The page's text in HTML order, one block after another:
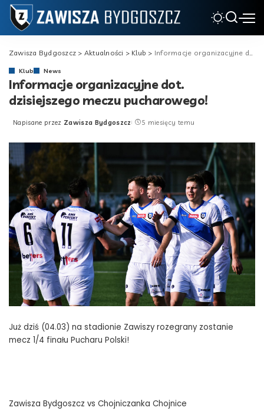
Zawisza Bydgoszcz > Aktualności > Klub > Informacje organizacyjne dot. dzisiejszego meczu pucharowego!
Klub News
Informacje organizacyjne dot.
dzisiejszego meczu pucharowego!
Posted
Napisane przez Zawisza Bydgoszcz 5 miesięcy temu
Już dziś (04.03) na stadionie Zawiszy rozegrany zostanie
mecz 1/4 finału Pucharu Polski!
Zawisza Bydgoszcz vs Chojniczanka Chojnice